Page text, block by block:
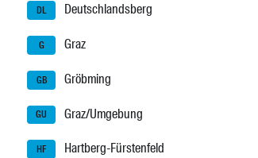
DL Deutschlandsberg
G Graz
GB Gröbming
GU Graz/Umgebung
HF Hartberg-Fürstenfeld